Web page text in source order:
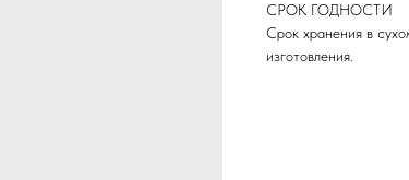
СРОК ГОДНОСТИ
Срок хранения в
изготовления.